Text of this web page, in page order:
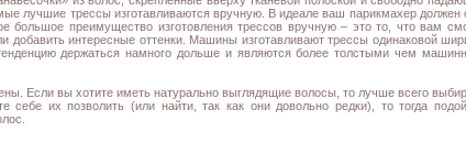
лучшие трессы изготавливаются вручную. В идеале ваш парикмахер должен
большое преимущество изготовления трессов вручную – это то, что вам
интересные оттенки. Машины изготавливают трессы одинаковой
держаться намного дольше и являются более толстыми чем
Если вы хотите иметь натурально выглядящие волосы, то лучше всего
их позволить (или найти, так как они довольно редки), то тогда